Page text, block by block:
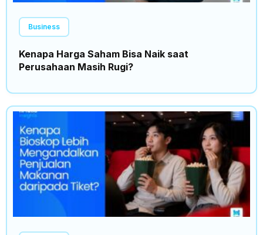
Business
Kenapa Harga Saham Bisa Naik saat
Perusahaan Masih Rugi?